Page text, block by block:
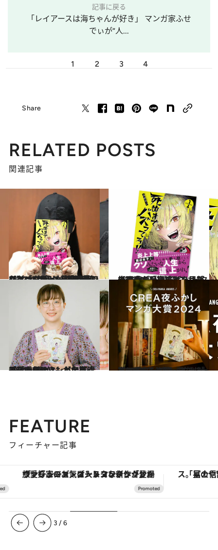
記事に戻る
「レイアースは海ちゃんが好き」 マンガ家ふせ
でぃが“人...
1 2 3 4
Share
RELATED POSTS
関連記事
2024.9.27
【インタビュー前篇を読む】「5年後にこの熱量のファンレターがもらえるかなって…」“バズが寂しい”マンガ家が『死ぬまでバズってろ!!』を描いたワケ
カルチャー 2024.9.27
【マンガ『死ぬまでバズってろ!!』】底辺フリーター26歳がひき逃げを目撃告発系インフルエンサーの頂点を目指す
カルチャー
2024.9.14
「夜ふかしマンガ大賞2024」第1位！ 谷口菜津子「感想はマンガを描く 原動力。SNSもかなり読んじゃいます」
カルチャー 2024.9.6
【CREA夜ふかしマンガ大賞2024】《1位～5位》大賞に輝いたのは『じゃあ、あんたが作ってみろよ』
カルチャー
FEATURE
フィーチャー記事
ヴァシュロン・コンスタンタン「オーヴァーシーズ・オートマティック」。旅愛好家のお気に入りコレクションから、ジェンダーレスな新作が登場
3 /6